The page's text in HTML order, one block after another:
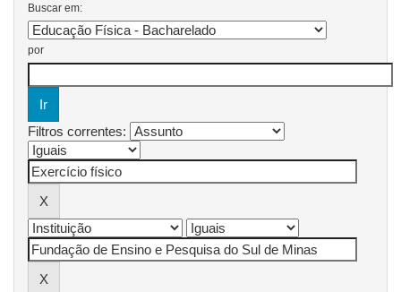
Buscar em:
por
Filtros correntes: